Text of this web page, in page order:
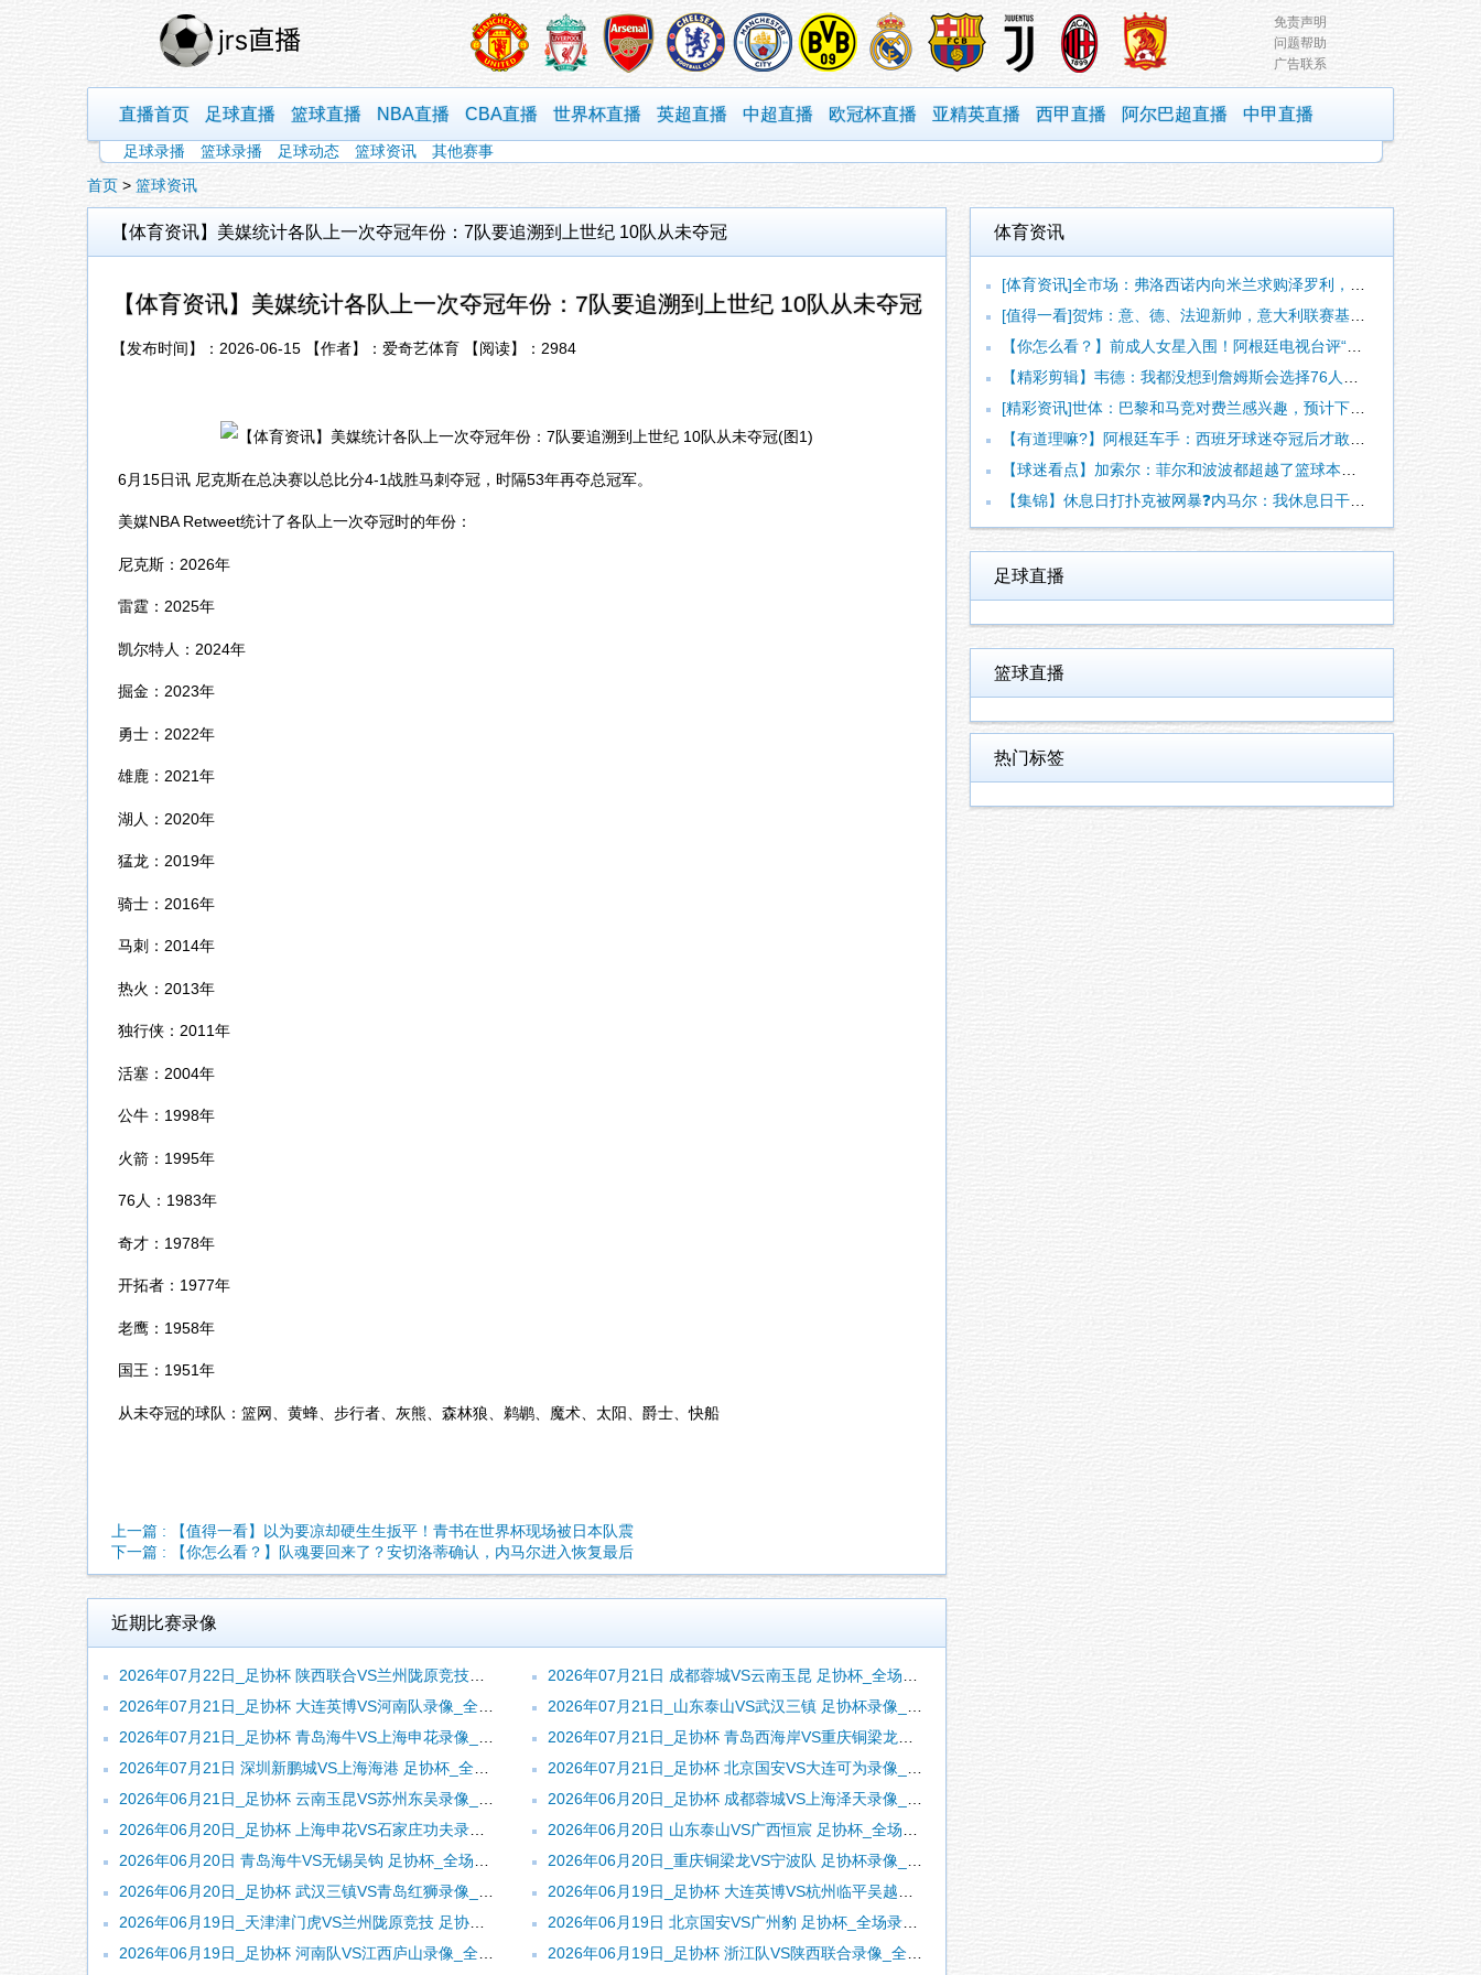
免责声明
问题帮助
广告联系
直播首页 足球直播 篮球直播 NBA直播 CBA直播 世界杯直播 英超直播 中超直播 欧冠杯直播 亚精英直播 西甲直播 阿尔巴超直播 中甲直播
足球录播 篮球录播 足球动态 篮球资讯
其他赛事
首页 > 篮球资讯
【体育资讯】美媒统计各队上一次夺冠年份：7队要追溯到上世纪 10队从未夺冠
【体育资讯】美媒统计各队上一次夺冠年份：7队要追溯到上世纪 10队从未夺冠
【发布时间】：2026-06-15 【作者】：爱奇艺体育 【阅读】： 2984
6月15日讯 尼克斯在总决赛以总比分4-1战胜马刺夺冠，时隔53年再夺总冠军。
美媒NBA Retweet统计了各队上一次夺冠时的年份：
尼克斯：2026年
雷霆：2025年
凯尔特人：2024年
掘金：2023年
勇士：2022年
雄鹿：2021年
湖人：2020年
猛龙：2019年
骑士：2016年
马刺：2014年
热火：2013年
独行侠：2011年
活塞：2004年
公牛：1998年
火箭：1995年
76人：1983年
奇才：1978年
开拓者：1977年
老鹰：1958年
国王：1951年
从未夺冠的球队：篮网、黄蜂、步行者、灰熊、森林狼、鹈鹕、魔术、太阳、爵士、快船
上一篇 : 【值得一看】以为要凉却硬生生扳平！青书在世界杯现场被日本队震
下一篇 : 【你怎么看？】队魂要回来了？安切洛蒂确认，内马尔进入恢复最后
近期比赛录像
2026年07月22日_足协杯 陕西联合VS兰州陇原竞技录像_高清录像【全场回放】
2026年07月21日 成都蓉城VS云南玉昆 足协杯_全场录像【视频集锦】
2026年07月21日_足协杯 大连英博VS河南队录像_全场录像【高清回放】
2026年07月21日_山东泰山VS武汉三镇 足协杯录像_全场录像【视频集锦】
2026年07月21日_足协杯 青岛海牛VS上海申花录像_全场录像【高清回放】
2026年07月21日_足协杯 青岛西海岸VS重庆铜梁龙录像_全场录像【全场回放】
2026年07月21日 深圳新鹏城VS上海海港 足协杯_全场录像【视频集锦】
2026年07月21日_足协杯 北京国安VS大连可为录像_全场录像【全场回放】
2026年06月21日_足协杯 云南玉昆VS苏州东吴录像_高清录像【全场回放】
2026年06月20日_足协杯 成都蓉城VS上海泽天录像_全场录像【全场回放】
2026年06月20日_足协杯 上海申花VS石家庄功夫录像_高清录像【全场回放】
2026年06月20日 山东泰山VS广西恒宸 足协杯_全场录像【全场回放】
2026年06月20日 青岛海牛VS无锡吴钩 足协杯_全场录像【视频集锦】
2026年06月20日_重庆铜梁龙VS宁波队 足协杯录像_全场录像【视频集锦】
2026年06月20日_足协杯 武汉三镇VS青岛红狮录像_全场录像【视频集锦】
2026年06月19日_足协杯 大连英博VS杭州临平吴越录像_全场录像【全场回放】
2026年06月19日_天津津门虎VS兰州陇原竞技 足协杯录像_全场录像【视频集锦】
2026年06月19日 北京国安VS广州豹 足协杯_全场录像【全场回放】
2026年06月19日_足协杯 河南队VS江西庐山录像_全场录像【全场回放】
2026年06月19日_足协杯 浙江队VS陕西联合录像_全场录像【全场回放】
体育资讯
[体育资讯]全市场：弗洛西诺内向米兰求购泽罗利，米兰可能加入
[值得一看]贺炜：意、德、法迎新帅，意大利联赛基础、人员储备
【你怎么看？】前成人女星入围！阿根廷电视台评“阿根廷恐惧症”
【精彩剪辑】韦德：我都没想到詹姆斯会选择76人！他拥有知足且
[精彩资讯]世体：巴黎和马竞对费兰感兴趣，预计下周球员将与巴
【有道理嘛?】阿根廷车手：西班牙球迷夺冠后才敢穿球衣真丢人
【球迷看点】加索尔：菲尔和波波都超越了篮球本身，选马刺，就是
【集锦】休息日打扑克被网暴❓️内马尔：我休息日干啥，关你们什
足球直播
篮球直播
热门标签